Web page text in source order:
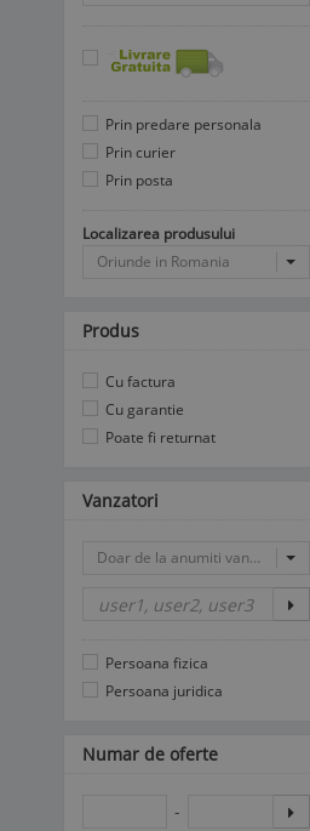
Prin predare personala
Prin curier
Prin posta
Localizarea produsului
Oriunde in Romania
Produs
Cu factura
Cu garantie
Poate fi returnat
Vanzatori
Doar de la anumiti vanzatori
Persoana fizica
Persoana juridica
Numar de oferte
-